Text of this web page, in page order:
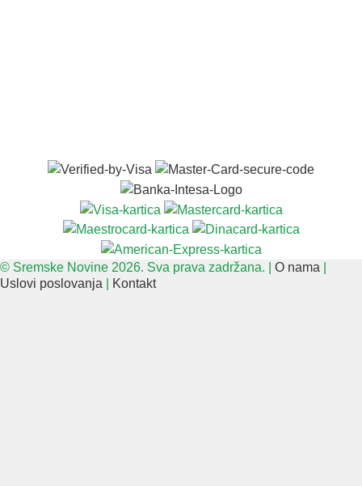
© Sremske Novine 2026. Sva prava zadržana. | O nama
Uslovi poslovanja
Kontakt